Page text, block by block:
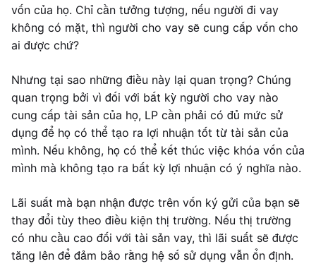
vốn của họ. Chỉ cần tưởng tượng, nếu người đi vay
không có mặt, thì người cho vay sẽ cung cấp vốn cho
ai được chứ?
Nhưng tại sao những điều này lại quan trọng? Chúng
quan trọng bởi vì đối với bất kỳ người cho vay nào
cung cấp tài sản của họ, LP cần phải có đủ mức sử
dụng để họ có thể tạo ra lợi nhuận tốt từ tài sản của
mình. Nếu không, họ có thể kết thúc việc khóa vốn của
mình mà không tạo ra bất kỳ lợi nhuận có ý nghĩa nào.
Lãi suất mà bạn nhận được trên vốn ký gửi của bạn sẽ
thay đổi tùy theo điều kiện thị trường. Nếu thị trường
có nhu cầu cao đối với tài sản vay, thì lãi suất sẽ được
tăng lên để đảm bảo rằng hệ số sử dụng vẫn ổn định.